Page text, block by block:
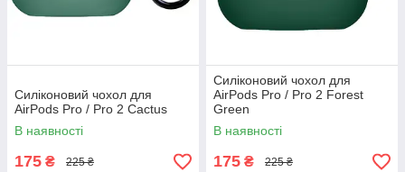
Силіконовий чохол для
AirPods Pro / Pro 2 Cactus
В наявності
175 ₴ 225 ₴
Силіконовий чохол для
AirPods Pro / Pro 2 Forest
Green
В наявності
175 ₴ 225 ₴